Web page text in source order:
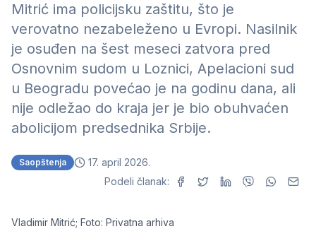
Mitrić ima policijsku zaštitu, što je
verovatno nezabeleženo u Evropi. Nasilnik
je osuđen na šest meseci zatvora pred
Osnovnim sudom u Loznici, Apelacioni sud
u Beogradu povećao je na godinu dana, ali
nije odležao do kraja jer je bio obuhvaćen
abolicijom predsednika Srbije.
Saopštenja
17. april 2026.
Podeli članak:
Vladimir Mitrić; Foto: Privatna arhiva